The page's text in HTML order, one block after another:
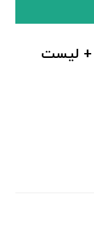
+ لیست